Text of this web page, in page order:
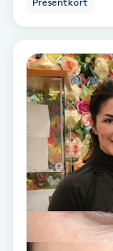
Babylights
Balayage
Bambumassage